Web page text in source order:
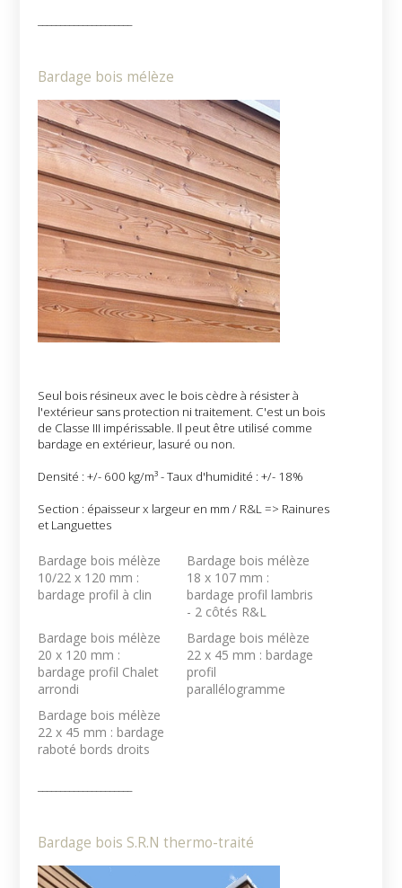
Bardage bois mélèze
Seul bois résineux avec le bois cèdre à résister à
l'extérieur sans protection ni traitement. C'est un bois
de Classe III impérissable. Il peut être utilisé comme
bardage en extérieur, lasuré ou non.
Densité : +/- 600 kg/m³ - Taux d'humidité : +/- 18%
Section : épaisseur x largeur en mm / R&L => Rainures
et Languettes
Bardage bois mélèze
10/22 x 120 mm :
bardage profil à clin
Bardage bois mélèze
18 x 107 mm :
bardage profil lambris
- 2 côtés R&L
Bardage bois mélèze
20 x 120 mm :
bardage profil Chalet
arrondi
Bardage bois mélèze
22 x 45 mm : bardage
profil
parallélogramme
Bardage bois mélèze
22 x 45 mm : bardage
raboté bords droits
Bardage bois S.R.N thermo-traité